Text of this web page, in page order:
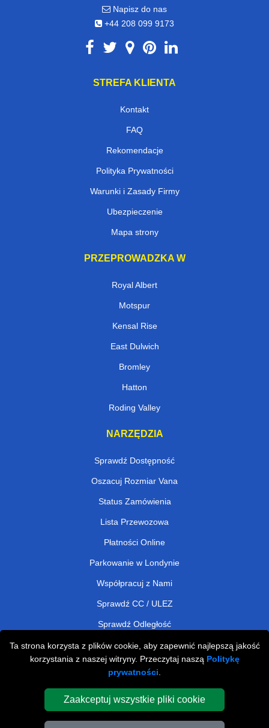
Ta strona korzysta z plików cookie, aby zapewnić najlepszą jakość
korzystania z naszej witryny. Przeczytaj naszą Politykę
prywatności
Zaakceptuj wszystkie pliki cookie
Napisz do nas
+44 208 099 9173
STREFA KLIENTA
Kontakt
FAQ
Rekomendacje
Polityka Prywatności
Warunki i Zasady Firmy
Ubezpieczenie
Mapa strony
PRZEPROWADZKA W
Royal Albert
Motspur
Kensal Rise
East Dulwich
Bromley
Hatton
Roding Valley
NARZĘDZIA
Sprawdź Dostępność
Oszacuj Rozmiar Vana
Status Zamówienia
Lista Przewozowa
Płatności Online
Parkowanie w Londynie
Współpracuj z Nami
Sprawdź CC / ULEZ
Sprawdź Odległość
Man and Van Removals